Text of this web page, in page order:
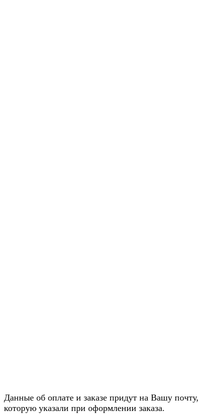
Данные об оплате и заказе придут на Вашу почту,
которую указали при оформлении заказа.